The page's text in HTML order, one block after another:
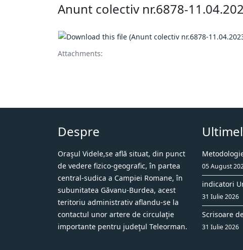
Anunt colectiv nr.6878-
Attachments:
Despre
Oraşul Videle,se află situat, din punct
de vedere fizico-geografic, în partea
central-sudica a Campiei Romane, în
subunitatea Găvanu-Burdea, acest
teritoriu administrativ aflandu-se la
contactul unor artere de circulaţie
importante pentru judeţul Teleorman.
05 August
indicatori
31 Iulie 2026
Scrisoare
31 Iulie 2026